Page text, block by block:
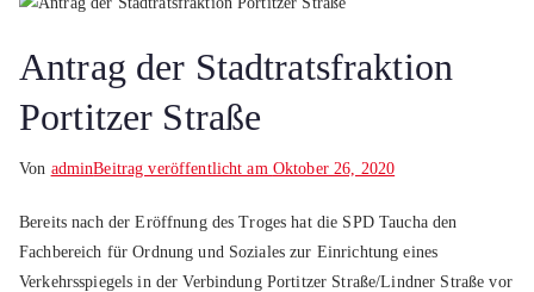
Antrag der Stadtratsfraktion
Portitzer Straße
Von adminBeitrag veröffentlicht am Oktober 26, 2020
Bereits nach der Eröffnung des Troges hat die SPD Taucha den
Fachbereich für Ordnung und Soziales zur Einrichtung eines
Verkehrsspiegels in der Verbindung Portitzer Straße/Lindner Straße vor